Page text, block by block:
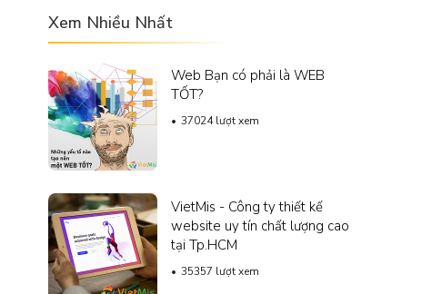
Xem Nhiều Nhất
Web Bạn có phải là WEB
TỐT?
37024 lượt xem
VietMis - Công ty thiết kế
website uy tín chất lượng cao
tại Tp.HCM
35357 lượt xem